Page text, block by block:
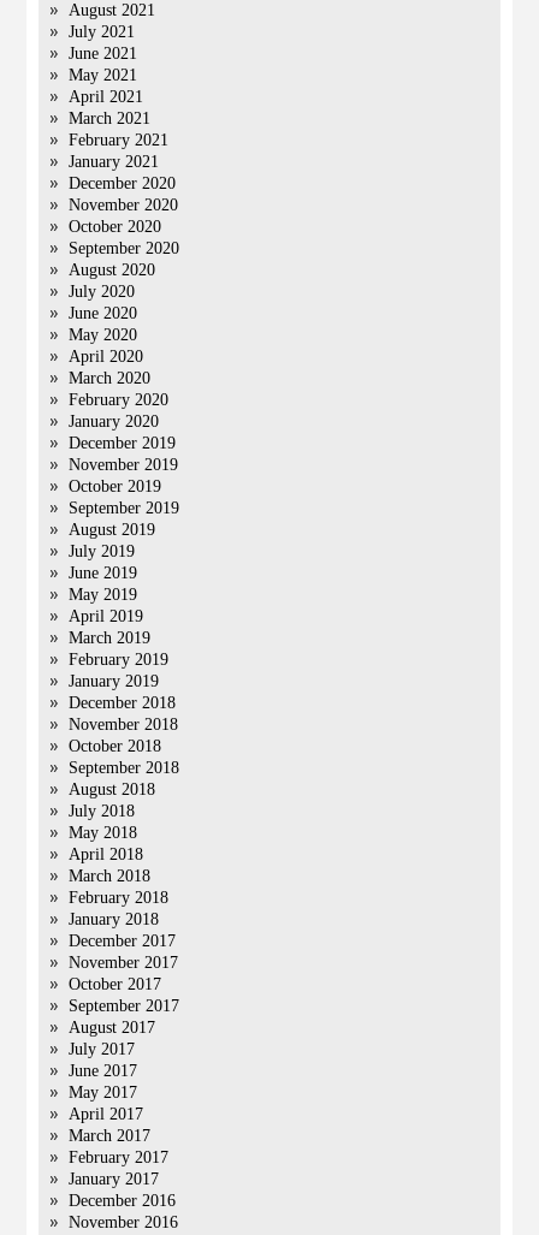
August 2021
July 2021
June 2021
May 2021
April 2021
March 2021
February 2021
January 2021
December 2020
November 2020
October 2020
September 2020
August 2020
July 2020
June 2020
May 2020
April 2020
March 2020
February 2020
January 2020
December 2019
November 2019
October 2019
September 2019
August 2019
July 2019
June 2019
May 2019
April 2019
March 2019
February 2019
January 2019
December 2018
November 2018
October 2018
September 2018
August 2018
July 2018
May 2018
April 2018
March 2018
February 2018
January 2018
December 2017
November 2017
October 2017
September 2017
August 2017
July 2017
June 2017
May 2017
April 2017
March 2017
February 2017
January 2017
December 2016
November 2016